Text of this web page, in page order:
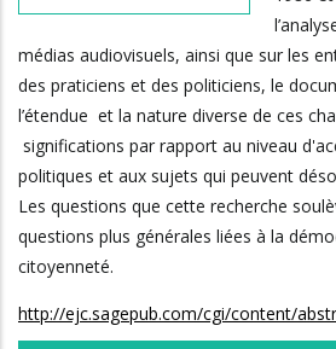
médias audiovisuels, ainsi que sur les
des praticiens et des politiciens, le
l’étendue et la nature diverse de ces
significations par rapport au niveau
politiques et aux sujets qui peuvent
Les questions que cette recherche
questions plus générales liées à la
citoyenneté.
http://ejc.sagepub.com/cgi/content/